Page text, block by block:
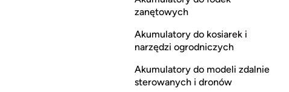
zanętowych
Akumulatory do kosiarek i
narzędzi ogrodniczych
Akumulatory do modeli zdalnie
sterowanych i dronów